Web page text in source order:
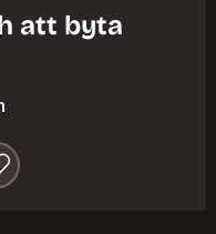
att byta